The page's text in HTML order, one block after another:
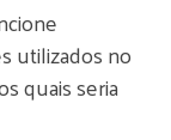
utilizados no
quais seria